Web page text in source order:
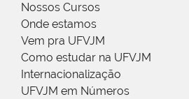
Nossos Cursos
Onde estamos
Vem pra UFVJM
Como estudar na UFVJM
Internacionalização
UFVJM em Números